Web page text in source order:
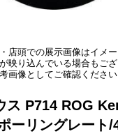
店頭での展示画像はイメー
映り込んでいる場合もござ
画像としてご確認ください
ス P714 ROG
ーリングレート